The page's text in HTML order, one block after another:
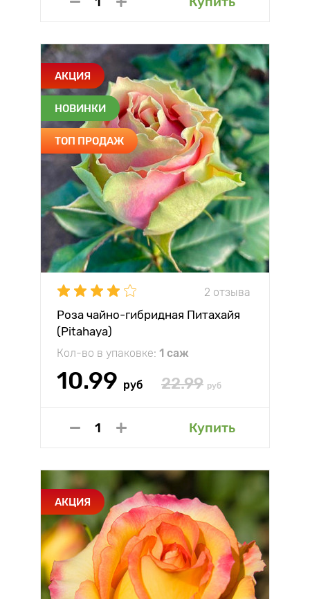
АКЦИЯ
НОВИНКИ
ТОП ПРОДАЖ
2 отзыва
Роза чайно-гибридная Питахайя
(Pitahaya)
Кол-во в упаковке: 1 саж
10.99 руб 22.99 руб
Купить
АКЦИЯ